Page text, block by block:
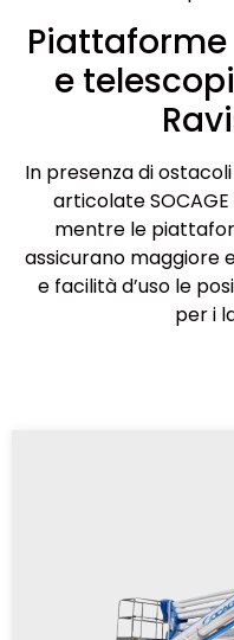
e
In presenza di
articolate
mentre le
assicurano maggiore
e facilità d’uso le
per i